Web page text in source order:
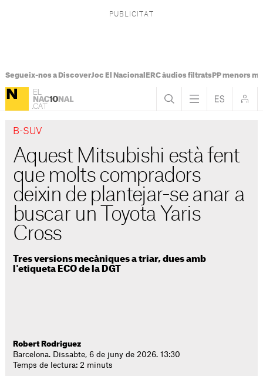
Segueix-nos a DiscoverJoc El Nacional ERC àudios filtratsPP menors
B-SUV
Aquest Mitsubishi està fent
que molts compradors
deixin de plantejar-se anar a
buscar un Toyota Yaris
Cross
Tres versions mecàniques a triar, dues amb
l'etiqueta ECO de la DGT
Robert Rodriguez
Barcelona. Dissabte, 6 de juny de 2026. 13:30
Temps de lectura: 2 minuts